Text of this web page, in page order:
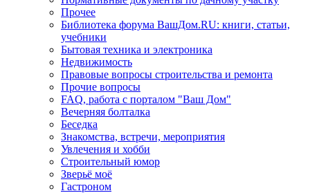
Прочее
Библиотека форума ВашДом.RU: книги, статьи,
учебники
Бытовая техника и электроника
Недвижимость
Правовые вопросы строительства и ремонта
Прочие вопросы
FAQ, работа с порталом "Ваш Дом"
Вечерняя болталка
Беседка
Знакомства, встречи, мероприятия
Увлечения и хобби
Строительный юмор
Зверьё моё
Гастроном